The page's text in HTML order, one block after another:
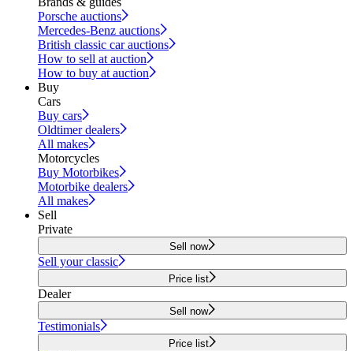
Porsche auctions
Mercedes-Benz auctions
British classic car auctions
How to sell at auction
How to buy at auction
Buy
Cars
Buy cars
Oldtimer dealers
All makes
Motorcycles
Buy Motorbikes
Motorbike dealers
All makes
Sell
Private
Sell now
Sell your classic
Price list
Dealer
Sell now
Testimonials
Price list